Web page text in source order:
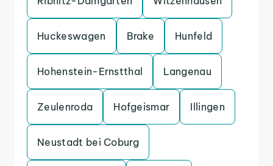
Huckeswagen Brake Hunfeld
Hohenstein-Ernstthal Langenau
Zeulenroda Hofgeismar Illingen
Neustadt bei Coburg